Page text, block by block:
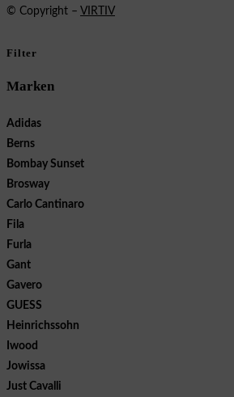
© Copyright – VIRTIV
Filter
Marken
Adidas
Berns
Bombay Sunset
Brosway
Carlo Cantinaro
Fila
Furla
Gant
Gavero
GUESS
Heinrichssohn
Iwood
Jowissa
Just Cavalli